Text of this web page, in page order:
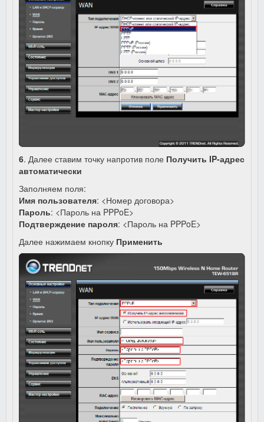
6. Далее ставим точку напротив поле Получить IP-адрес
автоматически
Заполняем поля:
Имя пользователя: <Номер договора>
Пароль: <Пароль на PPPoE>
Подтверждение пароля: <Пароль на PPPoE>
Далее нажимаем кнопку Применить